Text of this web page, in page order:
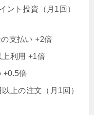
ント投資（月1回）
支払い +2倍
利用 +1倍
+0.5倍
上の注文（月1回）